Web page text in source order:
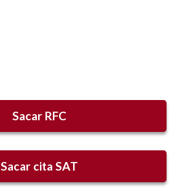
Sacar RFC
Sacar cita SAT